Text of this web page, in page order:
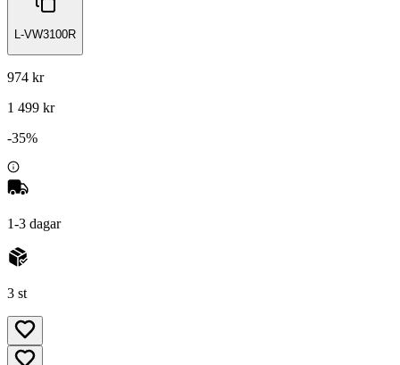
L-VW3100R
974 kr
1 499 kr
-35%
1-3 dagar
3 st